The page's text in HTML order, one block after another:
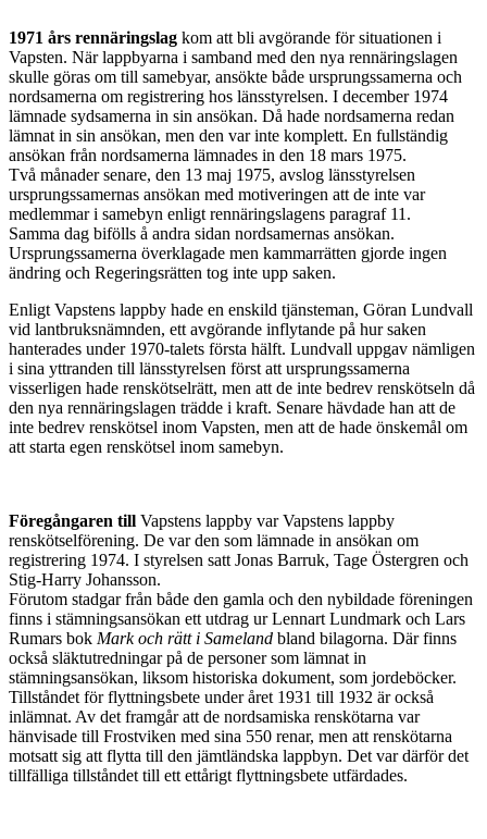
1971 års rennäringslag kom att bli avgörande för situationen i
Vapsten. När lappbyarna i samband med den nya rennäringslagen
skulle göras om till samebyar, ansökte både ursprungssamerna och
nordsamerna om registrering hos länsstyrelsen. I december 1974
lämnade sydsamerna in sin ansökan. Då hade nordsamerna redan
lämnat in sin ansökan, men den var inte komplett. En fullständig
ansökan från nordsamerna lämnades in den 18 mars 1975.
Två månader senare, den 13 maj 1975, avslog länsstyrelsen
ursprungssamernas ansökan med motiveringen att de inte var
medlemmar i samebyn enligt rennäringslagens paragraf 11.
Samma dag bifölls å andra sidan nordsamernas ansökan.
Ursprungssamerna överklagade men kammarrätten gjorde ingen
ändring och Regeringsrätten tog inte upp saken.
Enligt Vapstens lappby hade en enskild tjänsteman, Göran Lundvall
vid lantbruksnämnden, ett avgörande inflytande på hur saken
hanterades under 1970-talets första hälft. Lundvall uppgav nämligen
i sina yttranden till länsstyrelsen först att ursprungssamerna
visserligen hade renskötselrätt, men att de inte bedrev renskötseln då
den nya rennäringslagen trädde i kraft. Senare hävdade han att de
inte bedrev renskötsel inom Vapsten, men att de hade önskemål om
att starta egen renskötsel inom samebyn.
Föregångaren till Vapstens lappby var Vapstens lappby
renskötselförening. De var den som lämnade in ansökan om
registrering 1974. I styrelsen satt Jonas Barruk, Tage Östergren och
Stig-Harry Johansson.
Förutom stadgar från både den gamla och den nybildade föreningen
finns i stämningsansökan ett utdrag ur Lennart Lundmark och Lars
Rumars bok Mark och rätt i Sameland bland bilagorna. Där finns
också släktutredningar på de personer som lämnat in
stämningsansökan, liksom historiska dokument, som jordeböcker.
Tillståndet för flyttningsbete under året 1931 till 1932 är också
inlämnat. Av det framgår att de nordsamiska renskötarna var
hänvisade till Frostviken med sina 550 renar, men att renskötarna
motsatt sig att flytta till den jämtländska lappbyn. Det var därför det
tillfälliga tillståndet till ett ettårigt flyttningsbete utfärdades.